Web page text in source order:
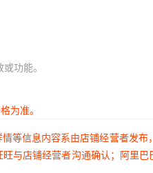
功能。
为准。
等信息内容系由店铺经营者发
与店铺经营者沟通确认；阿里